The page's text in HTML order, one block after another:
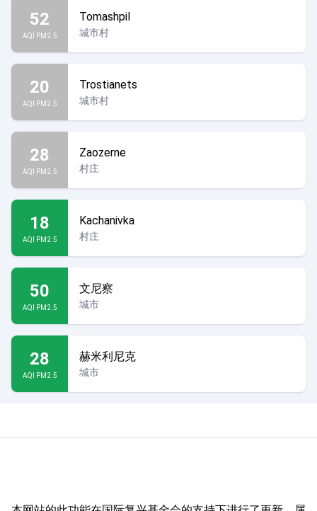
52
AQI PM2.5
Tomashpil
城市村
20
AQI PM2.5
Trostianets
城市村
28
AQI PM2.5
Zaozerne
村庄
18
AQI PM2.5
Kachanivka
村庄
50
AQI PM2.5
文尼察
城市
28
AQI PM2.5
赫米利尼克
城市